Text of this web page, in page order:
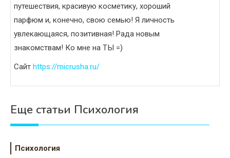
путешествия, красивую косметику, хороший
парфюм и, конечно, свою семью! Я личность
увлекающаяся, позитивная! Рада новым
знакомствам! Ко мне на ТЫ =)
Сайт https://micrusha.ru/
Еще статьи Психология
Психология